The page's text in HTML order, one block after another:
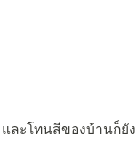
ละโทนสีของบ้านก็ยัง